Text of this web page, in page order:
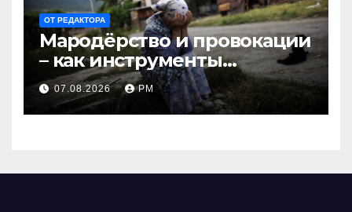
ОТ РЕДАКТОРА
Мародёрство и провокации
– как инструменты
современной политики
России
07.08.2026 РМ